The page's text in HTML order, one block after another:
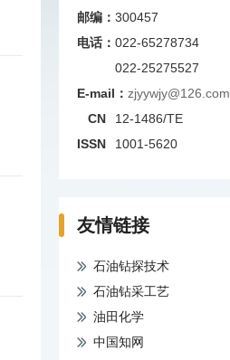
邮编： 300457
电话： 022-65278734
022-25275527
E-mail： zjyywjy@126.com
CN
12-1486/TE
ISSN
1001-5620
友情链接
石油钻探技术
石油钻采工艺
油田化学
中国知网